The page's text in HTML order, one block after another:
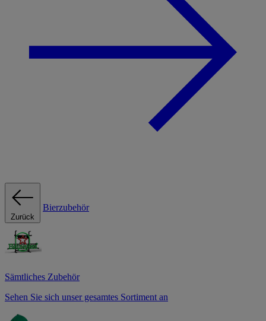
Zurück
Bierzubehör
Sämtliches Zubehör
Sehen Sie sich unser gesamtes Sortiment an